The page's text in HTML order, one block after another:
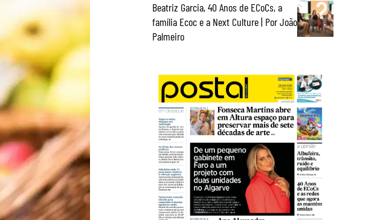
Beatriz Garcia, 40 Anos de ECoCs, a
família Ecoc e a Next Culture | Por João
Palmeiro